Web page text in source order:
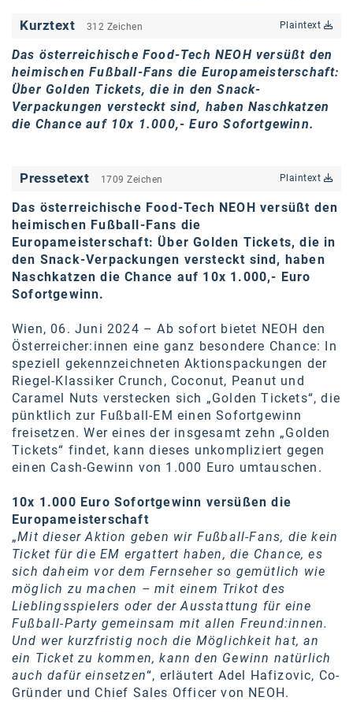
Gillette Venus
GrECo
GYNIAL
Helvetia Österreich
karriere.at
Ketchum GmbH
Kinderwunschzentrum
Kostenwahrheit
Kyndryl
LWND
Mastercard
NEOH
Nespresso
Neudoerfler
Oral-B
PAYBACK
Planted
PwC
P&G
RIC
Schiefer Rechtsanwälte
Kurztext 312 Zeichen Plaintext
Das österreichische Food-Tech NEOH versüßt den
heimischen Fußball-Fans die Europameisterschaft:
Über Golden Tickets, die in den Snack-
Verpackungen versteckt sind, haben Naschkatzen
die Chance auf 10x 1.000,- Euro Sofortgewinn.
Pressetext 1709 Zeichen Plaintext
Das österreichische Food-Tech NEOH versüßt den
heimischen Fußball-Fans die
Europameisterschaft: Über Golden Tickets, die in
den Snack-Verpackungen versteckt sind, haben
Naschkatzen die Chance auf 10x 1.000,- Euro
Sofortgewinn.
Wien, 06. Juni 2024 – Ab sofort bietet NEOH den
Österreicher:innen eine ganz besondere Chance: In
speziell gekennzeichneten Aktionspackungen der
Riegel-Klassiker Crunch, Coconut, Peanut und
Caramel Nuts verstecken sich „Golden Tickets“, die
pünktlich zur Fußball-EM einen Sofortgewinn
freisetzen. Wer eines der insgesamt zehn „Golden
Tickets“ findet, kann dieses unkompliziert gegen
einen Cash-Gewinn von 1.000 Euro umtauschen.
10x 1.000 Euro Sofortgewinn versüßen die
Europameisterschaft
„Mit dieser Aktion geben wir Fußball-Fans, die kein
Ticket für die EM ergattert haben, die Chance, es
sich daheim vor dem Fernseher so gemütlich wie
möglich zu machen – mit einem Trikot des
Lieblingsspielers oder der Ausstattung für eine
Fußball-Party gemeinsam mit allen Freund:innen.
Und wer kurzfristig noch die Möglichkeit hat, an
ein Ticket zu kommen, kann den Gewinn natürlich
auch dafür einsetzen“, erläutert Adel Hafizovic, Co-
Gründer und Chief Sales Officer von NEOH.